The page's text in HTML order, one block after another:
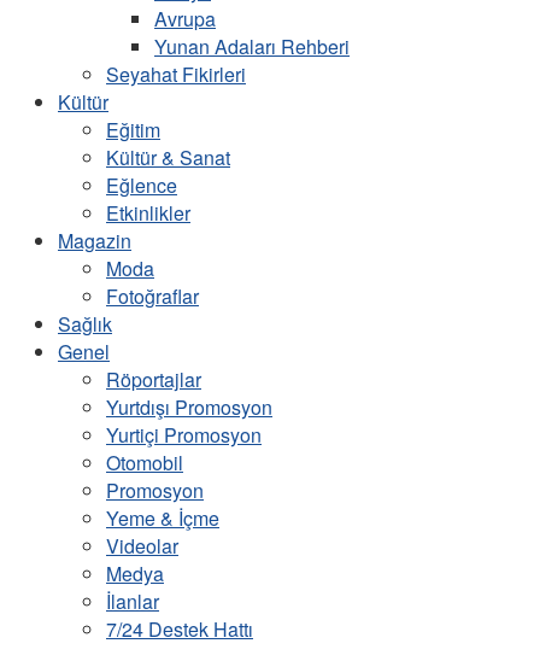
Avrupa
Yunan Adaları Rehberi
Seyahat Fikirleri
Kültür
Eğitim
Kültür & Sanat
Eğlence
Etkinlikler
Magazin
Moda
Fotoğraflar
Sağlık
Genel
Röportajlar
Yurtdışı Promosyon
Yurtiçi Promosyon
Otomobil
Promosyon
Yeme & İçme
Videolar
Medya
İlanlar
7/24 Destek Hattı